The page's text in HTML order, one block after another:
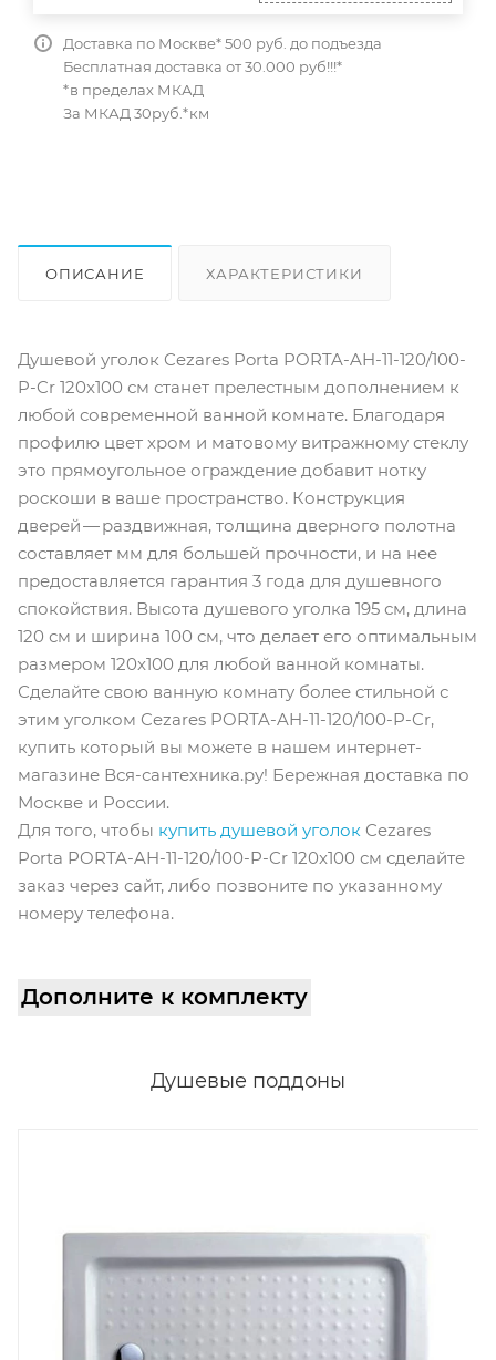
Доставка по Москве* 500 руб. до подъезда
Бесплатная доставка от 30.000 руб!!!*
*в пределах МКАД
За МКАД 30руб.*км
ОПИСАНИЕ ХАРАКТЕРИСТИКИ
Душевой уголок Cezares Porta PORTA-AH-11-120/100-
P-Cr 120x100 см станет прелестным дополнением к
любой современной ванной комнате. Благодаря
профилю цвет хром и матовому витражному стеклу
это прямоугольное ограждение добавит нотку
роскоши в ваше пространство. Конструкция
дверей — раздвижная, толщина дверного полотна
составляет мм для большей прочности, и на нее
предоставляется гарантия 3 года для душевного
спокойствия. Высота душевого уголка 195 см, длина
120 см и ширина 100 см, что делает его оптимальным
размером 120x100 для любой ванной комнаты.
Сделайте свою ванную комнату более стильной с
этим уголком Cezares PORTA-AH-11-120/100-P-Cr,
купить который вы можете в нашем интернет-
магазине Вся-сантехника.ру! Бережная доставка по
Москве и России.
Для того, чтобы купить душевой уголок Cezares
Porta PORTA-AH-11-120/100-P-Cr 120x100 см сделайте
заказ через сайт, либо позвоните по указанному
номеру телефона.
Дополните к комплекту
Душевые поддоны